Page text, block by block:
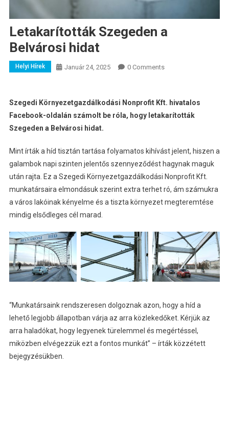
Letakarították Szegeden a
Belvárosi hidat
Helyi Hírek Január 24, 2025 0 Comments
Szegedi Környezetgazdálkodási Nonprofit Kft. hivatalos
Facebook-oldalán számolt be róla, hogy letakarították
Szegeden a Belvárosi hidat.
Mint írták a híd tisztán tartása folyamatos kihívást jelent, hiszen a
galambok napi szinten jelentős szennyeződést hagynak maguk
után rajta. Ez a Szegedi Környezetgazdálkodási Nonprofit Kft.
munkatársaira elmondásuk szerint extra terhet ró, ám számukra
a város lakóinak kényelme és a tiszta környezet megteremtése
mindig elsődleges cél marad.
“Munkatársaink rendszeresen dolgoznak azon, hogy a híd a
lehető legjobb állapotban várja az arra közlekedőket. Kérjük az
arra haladókat, hogy legyenek türelemmel és megértéssel,
miközben elvégezzük ezt a fontos munkát” – írták közzétett
bejegyzésükben.